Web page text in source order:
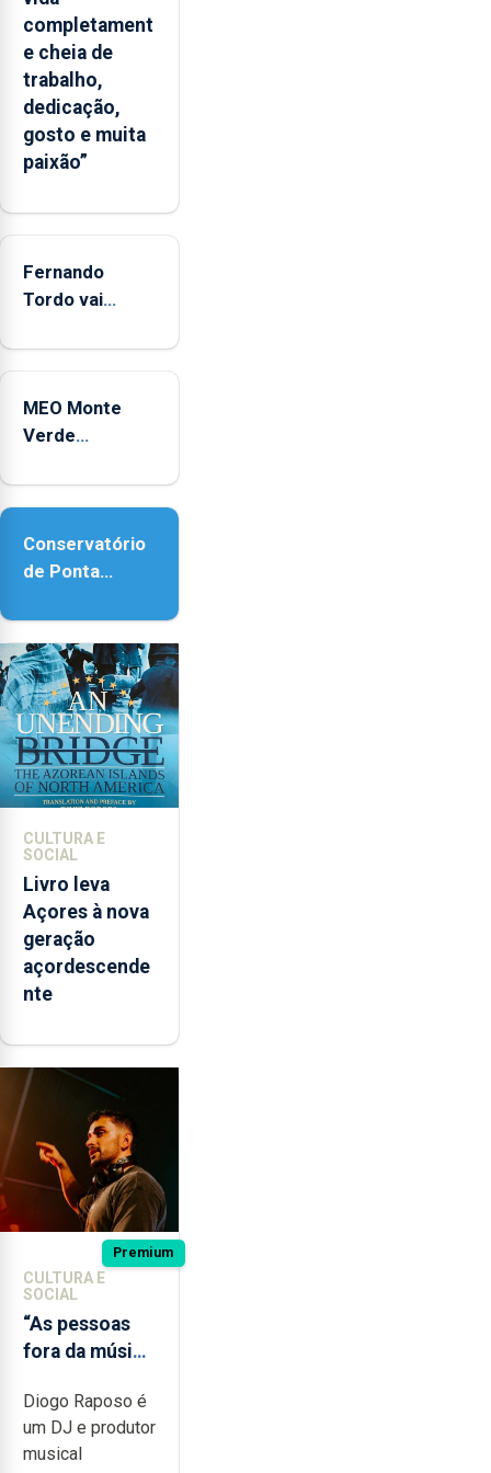
um
“decréscimo
significativo”
da
CPUE
entre
2022
completament
e cheia de
trabalho,
dedicação,
gosto e muita
paixão”
Fernando
Tordo vai
anos de
Coliseu
Micaelense
MEO Monte
Verde
reforço da
Conservatório
de Ponta
contar com
novos
instrumentos
CULTURA E
SOCIAL
Livro leva
Açores à nova
geração
açordescende
nte
Premium
CULTURA E
SOCIAL
“As pessoas
fora da música
noção do quão
difícil é
produzir uma
Diogo Raposo é
um DJ e produtor
musical